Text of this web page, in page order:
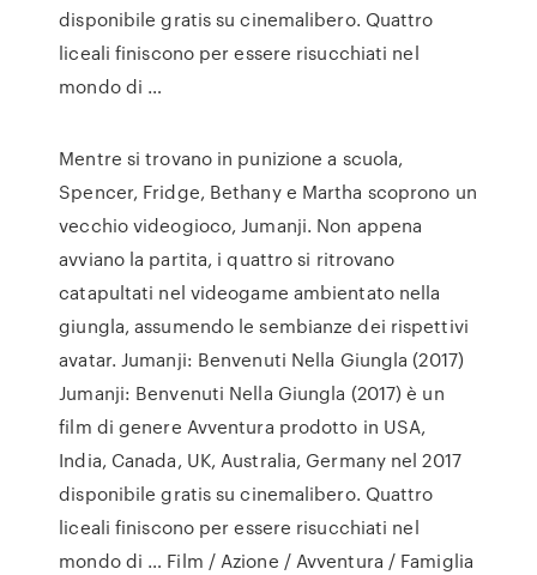
disponibile gratis su cinemalibero. Quattro
liceali finiscono per essere risucchiati nel
mondo di …
Mentre si trovano in punizione a scuola,
Spencer, Fridge, Bethany e Martha scoprono un
vecchio videogioco, Jumanji. Non appena
avviano la partita, i quattro si ritrovano
catapultati nel videogame ambientato nella
giungla, assumendo le sembianze dei rispettivi
avatar. Jumanji: Benvenuti Nella Giungla (2017)
Jumanji: Benvenuti Nella Giungla (2017) è un
film di genere Avventura prodotto in USA,
India, Canada, UK, Australia, Germany nel 2017
disponibile gratis su cinemalibero. Quattro
liceali finiscono per essere risucchiati nel
mondo di … Film / Azione / Avventura / Famiglia